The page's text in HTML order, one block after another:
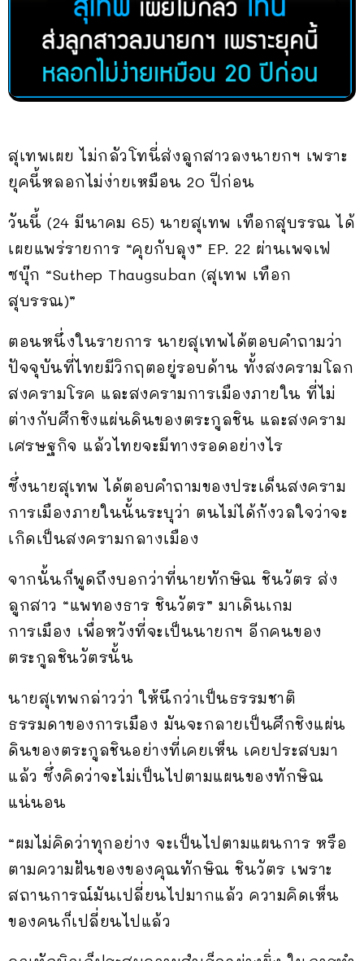
สุเทพเผย ไม่กลัวโทนี่ส่งลูกสาวลงนายกฯ เพราะ
ยุคนี้หลอกไม่ง่ายเหมือน 20 ปีก่อน
วันนี้ (24 มีนาคม 65) นายสุเทพ เทือกสุบรรณ ได้
เผยแพร่รายการ “คุยกับลุง” EP. 22 ผ่านเพจเฟ
ซบุ๊ก “Suthep Thaugsuban (สุเทพ เทือก
สุบรรณ)”
ตอนหนึ่งในรายการ นายสุเทพได้ตอบคำถามว่า
ปัจจุบันที่ไทยมีวิกฤตอยู่รอบด้าน ทั้งสงครามโลก
สงครามโรค และสงครามการเมืองภายใน ที่ไม่
ต่างกับศึกชิงแผ่นดินของตระกูลชิน และสงคราม
เศรษฐกิจ แล้วไทยจะมีทางรอดอย่างไร
ซึ่งนายสุเทพ ได้ตอบคำถามของประเด็นสงคราม
การเมืองภายในนั้นระบุว่า ตนไม่ได้กังวลใจว่าจะ
เกิดเป็นสงครามกลางเมือง
จากนั้นก็พูดถึงบอกว่าที่นายทักษิณ ชินวัตร ส่ง
ลูกสาว “แพทองธาร ชินวัตร” มาเดินเกม
การเมือง เพื่อหวังที่จะเป็นนายกฯ อีกคนของ
ตระกูลชินวัตรนั้น
นายสุเทพกล่าวว่า ให้นึกว่าเป็นธรรมชาติ
ธรรมดาของการเมือง มันจะกลายเป็นศึกชิงแผ่น
ดินของตระกูลชินอย่างที่เคยเห็น เคยประสบมา
แล้ว ซึ่งคิดว่าจะไม่เป็นไปตามแผนของทักษิณ
แน่นอน
“ผมไม่คิดว่าทุกอย่าง จะเป็นไปตามแผนการ หรือ
ตามความฝันของของคุณทักษิณ ชินวัตร เพราะ
สถานการณ์มันเปลี่ยนไปมากแล้ว ความคิดเห็น
ของคนก็เปลี่ยนไปแล้ว